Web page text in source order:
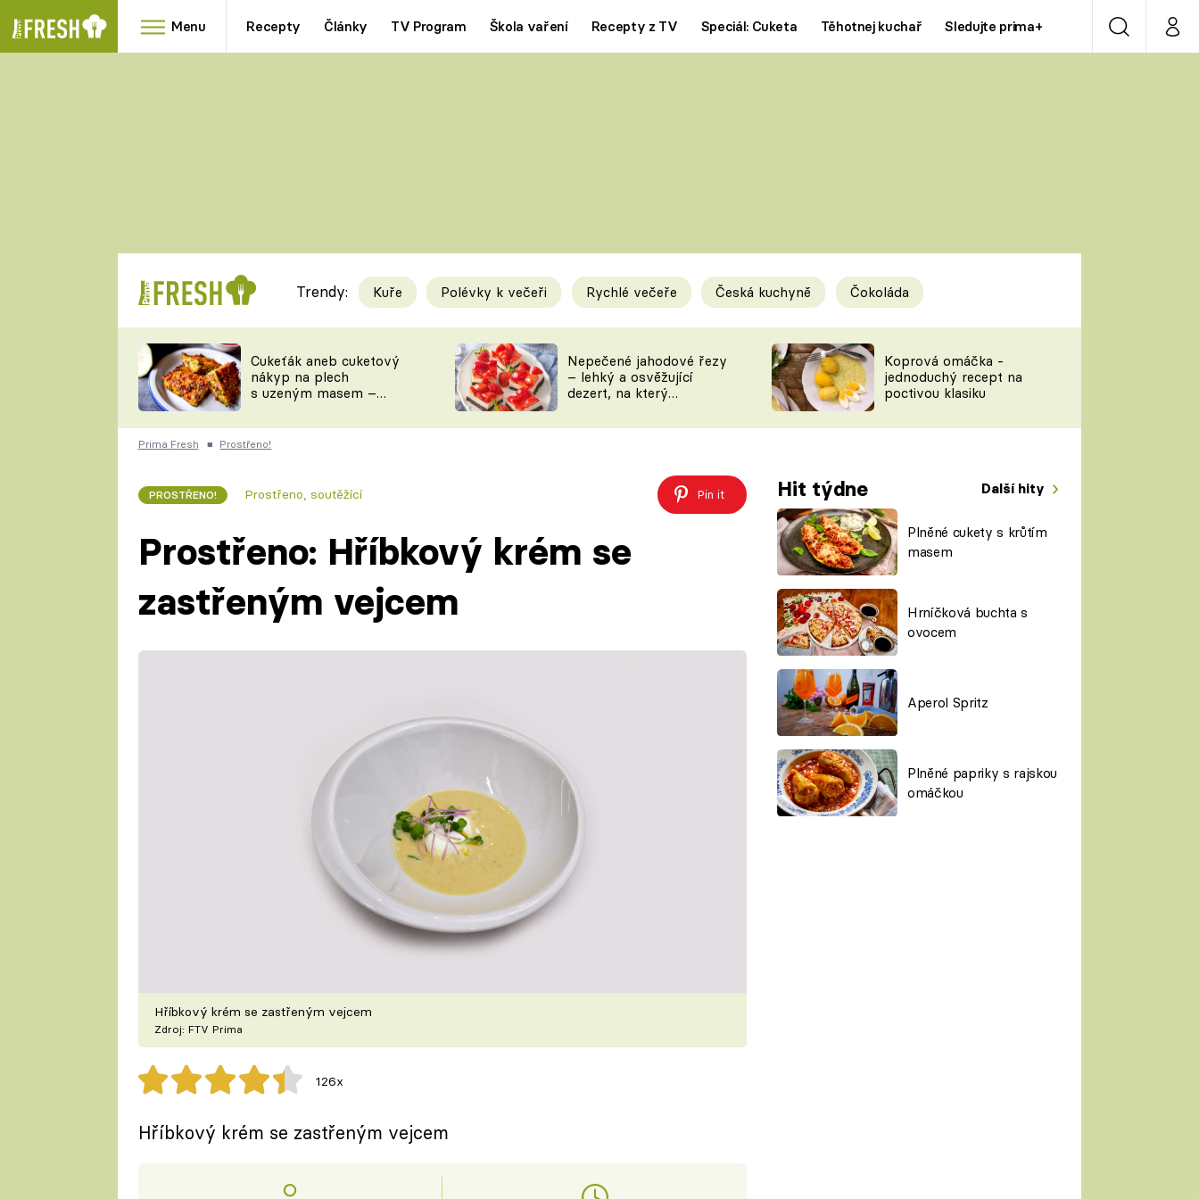
Menu Recepty Články TV Program Škola vaření Recepty z TV Speciál: Cuketa Těhotnej kuchař Sledujte prima+ VyhledáváníMůj
RYCHLOVKY
Videorecepty
TEĎ VAŘÍ ŠÉF!
ČESKO NA TALÍŘI
KUCHAŘKA
Tipy a triky
KAM ZA JÍDLEM
VYCHYTÁVKY
Novinky
ŠÉFREDAKTORKY
ČASOPIS
Prima LAJK
Sledujte nás
Trendy: Kuře Polévky k večeři Rychlé večeře Česká kuchyně Čokoláda
Cukeťák aneb cuketový
nákyp na plech
s uzeným masem –
zpracovat přerostlé
cukety
Nepečené jahodové řezy
– lehký a osvěžující
dezert, na který
Koprová omáčka -
jednoduchý recept na
poctivou klasiku
Prima Fresh ■ Prostřeno!
PROSTŘENO! Prostřeno, soutěžící Pin it Hit týdne Další hity
Plněné cukety s krůtím
masem
Hrníčková buchta s
ovocem
Aperol Spritz
Plněné papriky s rajskou
omáčkou
Prostřeno: Hříbkový krém se
zastřeným vejcem
Hříbkový krém se zastřeným vejcem
Zdroj: FTV Prima
126x
Hříbkový krém se zastřeným vejcem